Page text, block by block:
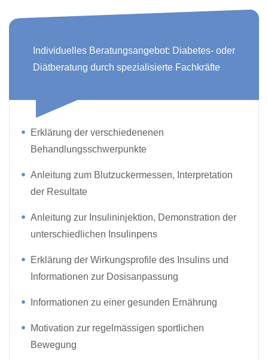
Individuelles Beratungsangebot: Diabetes- oder
Diätberatung durch spezialisierte Fachkräfte
Erklärung der verschiedenenen
Behandlungsschwerpunkte
Anleitung zum Blutzuckermessen, Interpretation
der Resultate
Anleitung zur Insulininjektion, Demonstration der
unterschiedlichen Insulinpens
Erklärung der Wirkungsprofile des Insulins und
Informationen zur Dosisanpassung
Informationen zu einer gesunden Ernährung
Motivation zur regelmässigen sportlichen
Bewegung